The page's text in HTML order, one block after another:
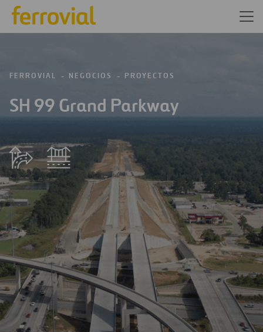
FERROVIAL NEGOCIOS PROYECTOS
SH 99 Grand Parkway